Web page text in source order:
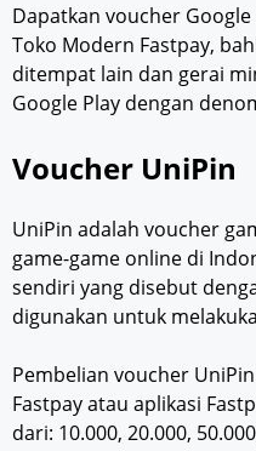
Dapatkan voucher
Toko Modern Fastpay,
ditempat lain dan gerai
Google Play dengan
Voucher UniPin
UniPin adalah voucher
game-game online di
sendiri yang disebut
digunakan untuk
Pembelian voucher
Fastpay atau aplikasi
dari: 10.000, 20.000,